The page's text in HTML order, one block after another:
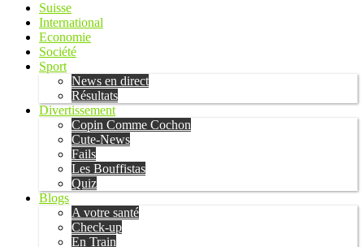
Suisse
International
Economie
Société
Sport
News en direct
Résultats
Divertissement
Copin Comme Cochon
Cute-News
Fails
Les Bouffistas
Quiz
Blogs
A votre santé
Check-up
En Train